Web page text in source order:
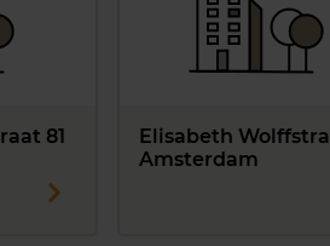
81
Elisabeth
Amsterdam